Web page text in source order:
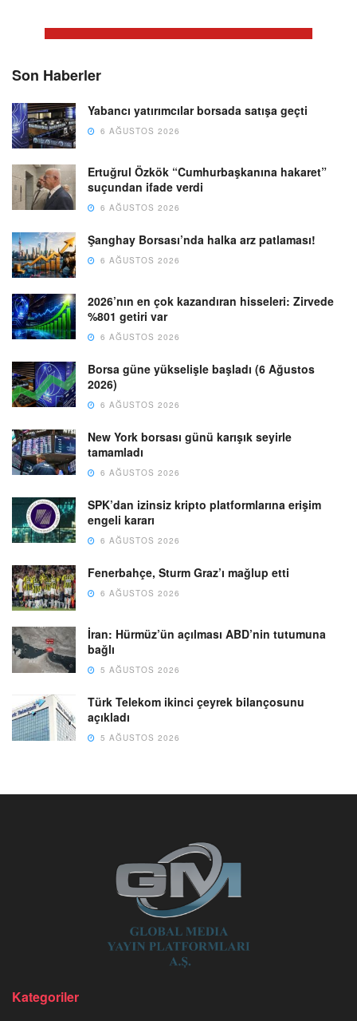
Son Haberler
Yabancı yatırımcılar borsada satışa geçti
6 AĞUSTOS 2026
Ertuğrul Özkök “Cumhurbaşkanına hakaret”
suçundan ifade verdi
6 AĞUSTOS 2026
Şanghay Borsası’nda halka arz patlaması!
6 AĞUSTOS 2026
2026’nın en çok kazandıran hisseleri: Zirvede
%801 getiri var
6 AĞUSTOS 2026
Borsa güne yükselişle başladı (6 Ağustos
2026)
6 AĞUSTOS 2026
New York borsası günü karışık seyirle
tamamladı
6 AĞUSTOS 2026
SPK’dan izinsiz kripto platformlarına erişim
engeli kararı
6 AĞUSTOS 2026
Fenerbahçe, Sturm Graz’ı mağlup etti
6 AĞUSTOS 2026
İran: Hürmüz’ün açılması ABD’nin tutumuna
bağlı
5 AĞUSTOS 2026
Türk Telekom ikinci çeyrek bilançosunu
açıkladı
5 AĞUSTOS 2026
Kategoriler